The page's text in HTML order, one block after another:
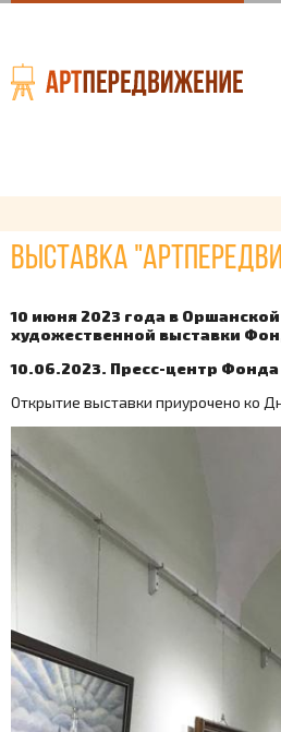
Выставка
10 июня 2023 года в
художественной выставки
10.06.2023. Пресс-центр
Открытие выставки приурочено ко